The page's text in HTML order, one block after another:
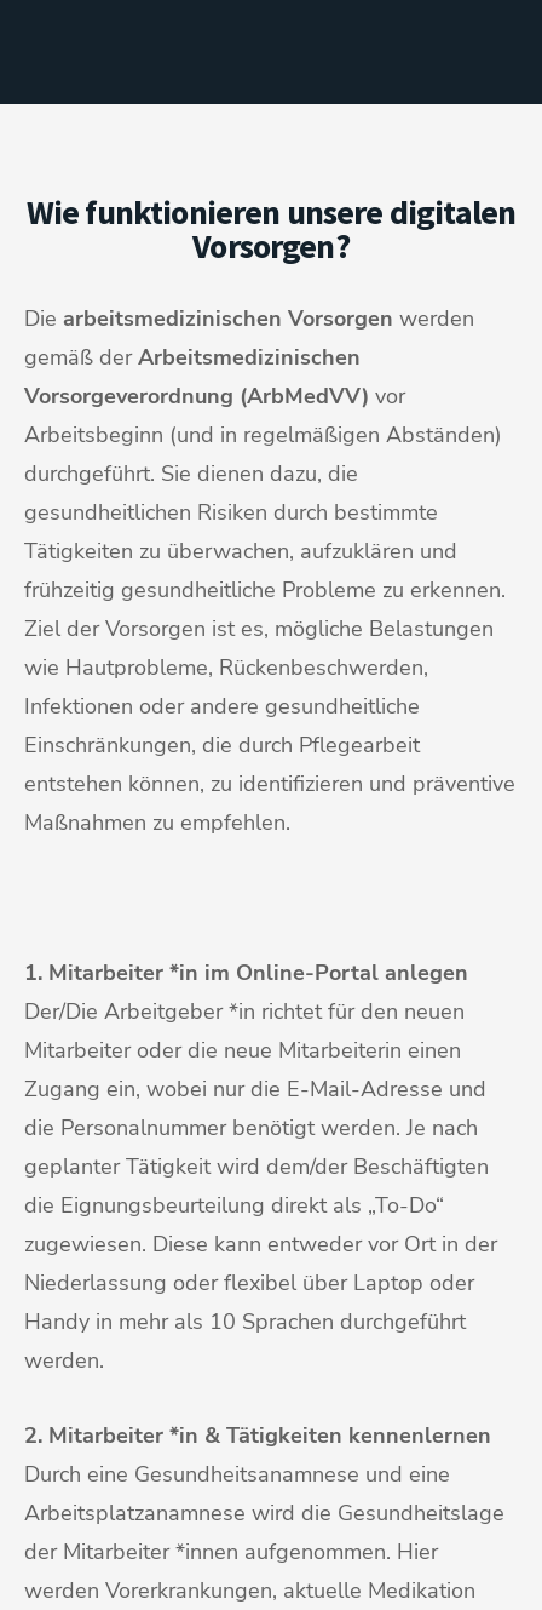
Wie funktionieren unsere digitalen
Vorsorgen?
Die arbeitsmedizinischen Vorsorgen werden
gemäß derArbeitsmedizinischen
Vorsorgeverordnung (ArbMedVV) vor
Arbeitsbeginn (und in regelmäßigen Abständen)
durchgeführt. Sie dienen dazu, die
gesundheitlichen Risiken durch bestimmte
Tätigkeiten zu überwachen, aufzuklären und
frühzeitig gesundheitliche Probleme zu erkennen.
Ziel der Vorsorgen ist es, mögliche Belastungen
wie Hautprobleme, Rückenbeschwerden,
Infektionen oder andere gesundheitliche
Einschränkungen, die durch Pflegearbeit
entstehen können, zu identifizieren und präventive
Maßnahmen zu empfehlen.
1. Mitarbeiter *in im Online-Portal anlegen
Der/Die Arbeitgeber *in richtet für den neuen
Mitarbeiter oder die neue Mitarbeiterin einen
Zugang ein, wobei nur die E-Mail-Adresse und
die Personalnummer benötigt werden. Je nach
geplanter Tätigkeit wird dem/der Beschäftigten
die Eignungsbeurteilung direkt als „To-Do“
zugewiesen. Diese kann entweder vor Ort in der
Niederlassung oder flexibel über Laptop oder
Handy in mehr als 10 Sprachen durchgeführt
werden.
2. Mitarbeiter *in & Tätigkeiten kennenlernen
Durch eine Gesundheitsanamnese und eine
Arbeitsplatzanamnese wird die Gesundheitslage
der Mitarbeiter *innen aufgenommen. Hier
werden Vorerkrankungen, aktuelle Medikation